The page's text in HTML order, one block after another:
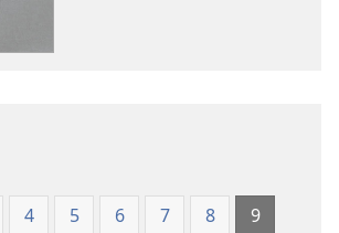
2021)
2021)
4 5 6 7 8
9